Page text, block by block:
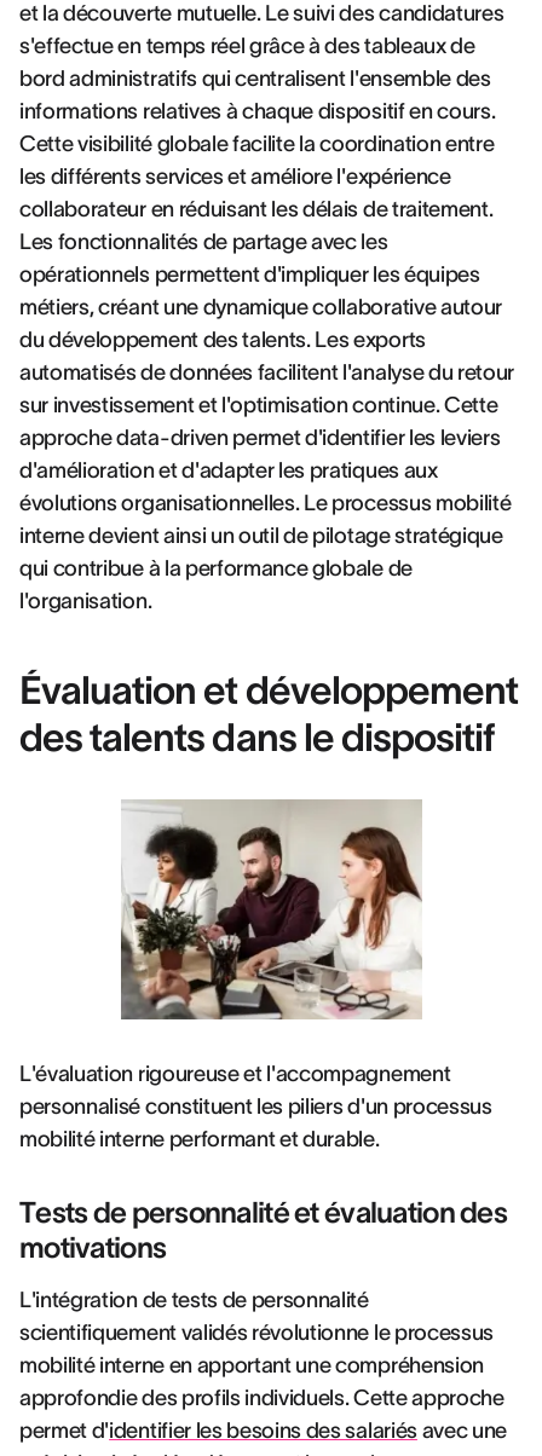
et la découverte mutuelle. Le suivi des candidatures
s'effectue en temps réel grâce à des tableaux de
bord administratifs qui centralisent l'ensemble des
informations relatives à chaque dispositif en cours.
Cette visibilité globale facilite la coordination entre
les différents services et améliore l'expérience
collaborateur en réduisant les délais de traitement.
Les fonctionnalités de partage avec les
opérationnels permettent d'impliquer les équipes
métiers, créant une dynamique collaborative autour
du développement des talents. Les exports
automatisés de données facilitent l'analyse du retour
sur investissement et l'optimisation continue. Cette
approche data-driven permet d'identifier les leviers
d'amélioration et d'adapter les pratiques aux
évolutions organisationnelles. Le processus mobilité
interne devient ainsi un outil de pilotage stratégique
qui contribue à la performance globale de
l'organisation.
Évaluation et développement
des talents dans le dispositif
L'évaluation rigoureuse et l'accompagnement
personnalisé constituent les piliers d'un processus
mobilité interne performant et durable.
Tests de personnalité et évaluation des
motivations
L'intégration de tests de personnalité
scientifiquement validés révolutionne le processus
mobilité interne en apportant une compréhension
approfondie des profils individuels. Cette approche
permet d'identifier les besoins des salariésavec une